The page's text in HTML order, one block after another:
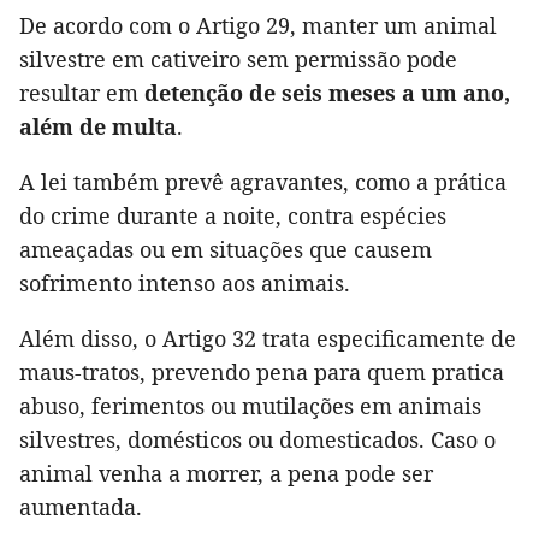
De acordo com o Artigo 29, manter um animal
silvestre em cativeiro sem permissão pode
resultar em detenção de seis meses a um ano,
além de multa.
A lei também prevê agravantes, como a prática
do crime durante a noite, contra espécies
ameaçadas ou em situações que causem
sofrimento intenso aos animais.
Além disso, o Artigo 32 trata especificamente de
maus-tratos, prevendo pena para quem pratica
abuso, ferimentos ou mutilações em animais
silvestres, domésticos ou domesticados. Caso o
animal venha a morrer, a pena pode ser
aumentada.